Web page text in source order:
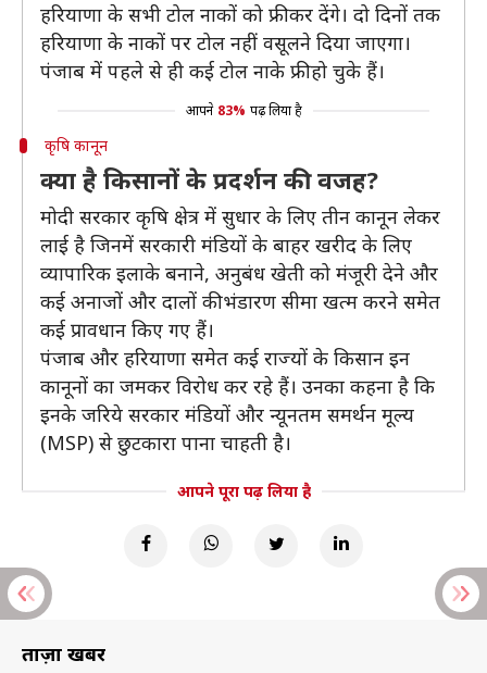
हरियाणा के सभी टोल नाकों को फ्री कर देंगे। दो दिनों तक
हरियाणा के नाकों पर टोल नहीं वसूलने दिया जाएगा।
पंजाब में पहले से ही कई टोल नाके फ्री हो चुके हैं।
आपने 83% पढ़ लिया है
कृषि कानून
क्या है किसानों के प्रदर्शन की वजह?
मोदी सरकार कृषि क्षेत्र में सुधार के लिए तीन कानून लेकर
लाई है जिनमें सरकारी मंडियों के बाहर खरीद के लिए
व्यापारिक इलाके बनाने, अनुबंध खेती को मंजूरी देने और
कई अनाजों और दालों की भंडारण सीमा खत्म करने समेत
कई प्रावधान किए गए हैं।
पंजाब और हरियाणा समेत कई राज्यों के किसान इन
कानूनों का जमकर विरोध कर रहे हैं। उनका कहना है कि
इनके जरिये सरकार मंडियों और न्यूनतम समर्थन मूल्य
(MSP) से छुटकारा पाना चाहती है।
आपने पूरा पढ़ लिया है
ताज़ा खबरें